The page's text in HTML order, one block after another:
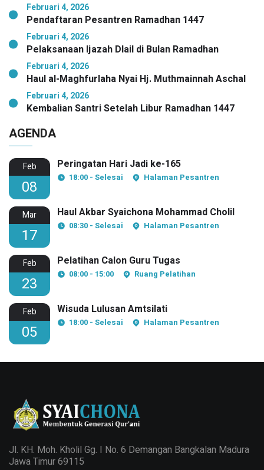
Februari 4, 2026
Pendaftaran Pesantren Ramadhan 1447
Februari 4, 2026
Pelaksanaan Ijazah Dlail di Bulan Ramadhan
Februari 4, 2026
Haul al-Maghfurlaha Nyai Hj. Muthmainnah Aschal
Februari 4, 2026
Kembalian Santri Setelah Libur Ramadhan 1447
AGENDA
Feb
08
Peringatan Hari Jadi ke-165
18:00 - Selesai Halaman Pesantren
Mar
17
Haul Akbar Syaichona Mohammad Cholil
08:30 - Selesai Halaman Pesantren
Feb
23
Pelatihan Calon Guru Tugas
08:00 - 15:00 Ruang Pelatihan
Feb
05
Wisuda Lulusan Amtsilati
18:00 - Selesai Halaman Pesantren
Jl. KH. Moh. Kholil Gg. I No. 6 Demangan Bangkalan Madura
Jawa Timur 69115